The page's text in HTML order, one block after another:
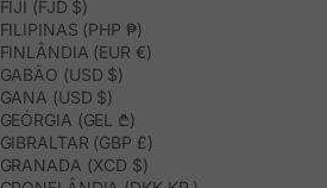
FIJI (FJD $)
FILIPINAS (PHP ₱)
FINLÂNDIA (EUR €)
GABÃO (USD $)
GANA (USD $)
GEÓRGIA (GEL ₾)
GIBRALTAR (GBP £)
GRANADA (XCD $)